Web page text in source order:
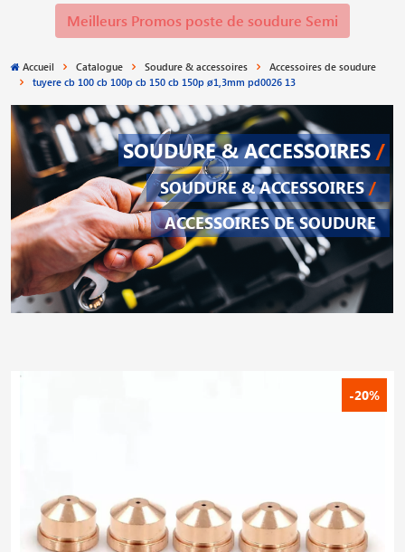
Meilleurs Promos poste de soudure Semi
Accueil Catalogue Soudure & accessoires
Accessoires de soudure
tuyere cb 100 cb 100p cb 150 cb 150p ø1,3mm pd0026 13
SOUDURE & ACCESSOIRES /
SOUDURE & ACCESSOIRES /
ACCESSOIRES DE SOUDURE
-20%